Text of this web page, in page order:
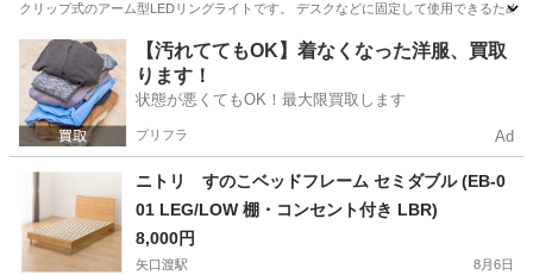
クリップ式のアーム型LEDリングライトです。 デスクなどに固定して使用できるた
東京 板橋区 志村坂上駅 照明器具 リングライト
【汚れててもOK】着なくなった洋服、買取
ります！
状態が悪くてもOK！最大限買取します
プリフラ Ad
ニトリ すのこベッドフレーム セミダブル (EB-0
01 LEG/LOW 棚・コンセント付き LBR)
8,000円
矢口渡駅 8月6日